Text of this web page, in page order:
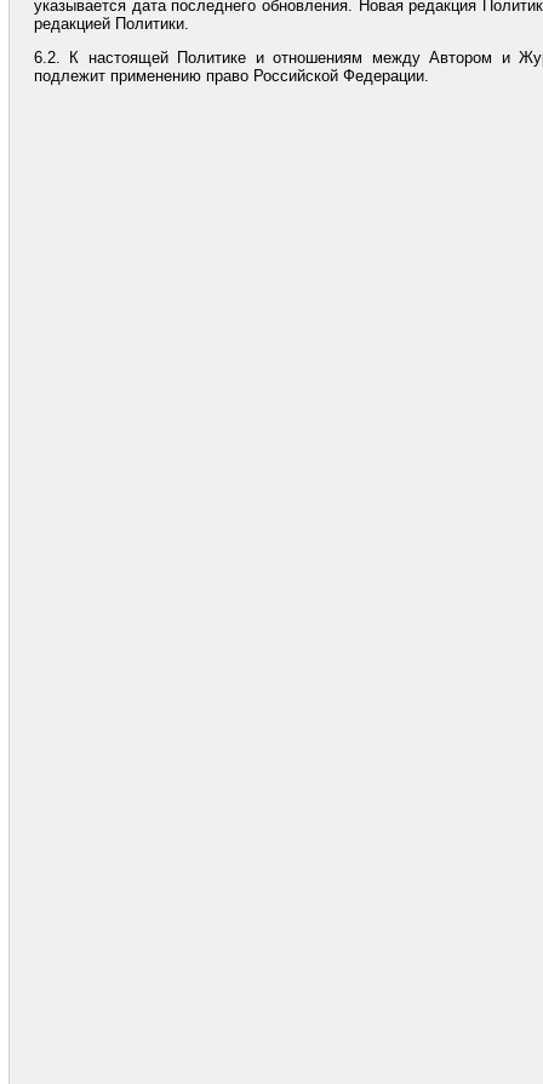
указывается дата последнего обновления. Новая редакция
редакцией Политики.
6.2. К настоящей Политике и отношениям между Автором и
подлежит применению право Российской Федерации.